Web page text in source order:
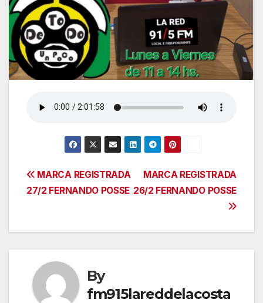
Navegación
de
entradas
MARCA REGISTRADA
26/2 FERNANDO POSSE
MARCA REGISTRADA
27/2 FERNANDO POSSE
By
fm915lareddelacosta